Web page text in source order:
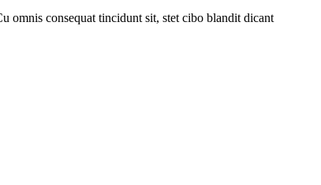
omnis consequat tincidunt sit, stet cibo blandit dicant